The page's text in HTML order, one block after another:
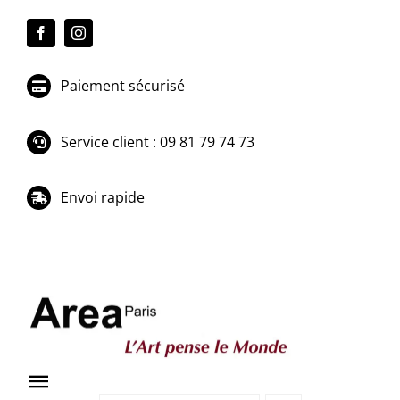
Paiement sécurisé
Service client : 09 81 79 74 73
Envoi rapide